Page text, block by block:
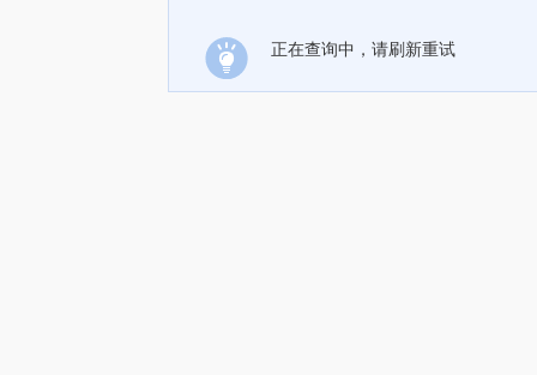
正在查询中，请刷新重试